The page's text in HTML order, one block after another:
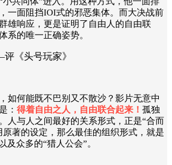
一面阻挡IOI式的邪恶集体。而大决战前
雄响应，更是证明了自由人的自由联
系的唯一正确姿势。
如何能既不巴别又不散沙？影片无意中
： 得着自由之人，自由联合起来！ 孤独
人与人之间最好的关系形式，正是“合而
原著的设定，那么最佳的组织形式，就是
及众多的“猎人公会”。